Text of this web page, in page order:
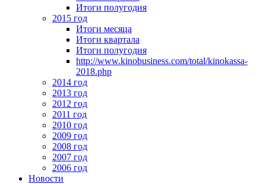
Итоги полугодия
2015 год
Итоги месяца
Итоги квартала
Итоги полугодия
http://www.kinobusiness.com/total/kinokassa-
2018.php
2014 год
2013 год
2012 год
2011 год
2010 год
2009 год
2008 год
2007 год
2006 год
Новости